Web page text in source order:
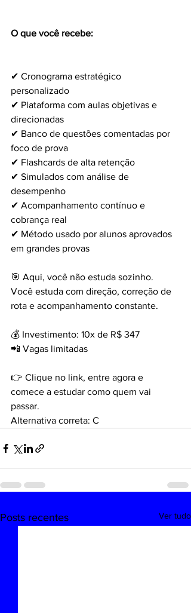
O que você recebe:
✔ Cronograma estratégico
personalizado
✔ Plataforma com aulas objetivas e
direcionadas
✔ Banco de questões comentadas por
foco de prova
✔ Flashcards de alta retenção
✔ Simulados com análise de
desempenho
✔ Acompanhamento contínuo e
cobrança real
✔ Método usado por alunos aprovados
em grandes provas
🎯 Aqui, você não estuda sozinho.
Você estuda com direção, correção de
rota e acompanhamento constante.
💰 Investimento: 10x de R$ 347
📲 Vagas limitadas
👉 Clique no link, entre agora e
comece a estudar como quem vai
passar.
Alternativa correta: C
Posts recentes Ver tudo